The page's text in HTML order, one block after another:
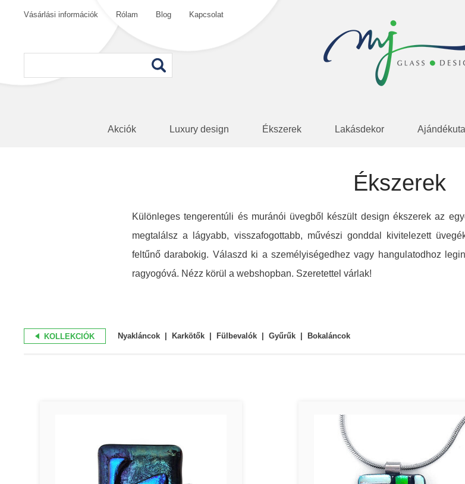
Vásárlási információk Rólam Blog Kapcsolat
Akciók Luxury design Ékszerek Lakásdekor
Ékszerek
Különleges tengerentúli és muránói üvegből készült design ékszerek az
megtalálsz a lágyabb, visszafogottabb, művészi gonddal kivitelezett
feltűnő darabokig. Válaszd ki a személyiségedhez vagy hangulatodhoz
ragyogóvá. Nézz körül a webshopban. Szeretettel várlak!
KOLLEKCIÓK Nyakláncok Karkötők Fülbevalók Gyűrűk Bokaláncok